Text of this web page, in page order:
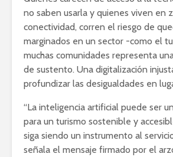
no saben usarla y quienes viven en
conectividad, corren el riesgo de
marginados en un sector -como el
muchas comunidades representa
de sustento. Una digitalización
profundizar las desigualdades en
“La inteligencia artificial puede ser
para un turismo sostenible y
siga siendo un instrumento al
señala el mensaje firmado por el